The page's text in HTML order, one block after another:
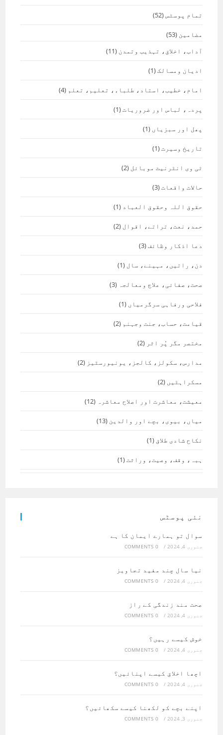
تمام پوسٹس(52)
مضامین (53)
آداب، اخلاق، تہذیب وتمدن (11)
ادیان ومسالک(1)
امام، خطیب، استاد، طلباء، تعلیم، تعلم (4)
پردہ، لباس اور ضروریات(1)
پھل اور سبزیاں (1)
تاریخ وسیرت(1)
ٹی وی انٹرنیٹ موبائل (2)
حالات واقعات(3)
حقوق اللہ وحقوق العباد (1)
حمد، نعت، تراتے، اقوال (2)
دعا اذکار وظائف(3)
دن، راتیں، مہینے، سال (1)
صحت، صفائی، علاج ومعالجہ (3)
فلاحی ورفاہی سرگرمیاں (1)
قیامت، حساب، جنت وجہنم (2)
مختصر مگر پُر اثر (2)
مدارس، سکولز، کالجز، یونیورسٹیز (2)
مسکراہٹیں (2)
معیشت، معاشرت اور اصلاح معاشرہ (12)
میاں، بیوی، بچے اور والدین (13)
نکاح شادی طلاق (1)
ہبہ، وقف، وصیت، وراثت(1)
نئی پوسٹس
سوال تو ہمارے ایمان کا ہے
جنوری 4, 2024 /
0 COMMENTS
نیا سال چند مفید تجاویز
جنوری 4, 2024 /
0 COMMENTS
صحت مند زندگی کے راز
جنوری 4, 2024 /
0 COMMENTS
خوش کیسے رہیں؟
جنوری 4, 2024 /
0 COMMENTS
اچھا اخلاق کیسے اپنائیں؟
جنوری 4, 2024 /
0 COMMENTS
اپنے بچے کو لکھنا کیسے سکھائیں؟
جنوری 3, 2024 /
0 COMMENTS